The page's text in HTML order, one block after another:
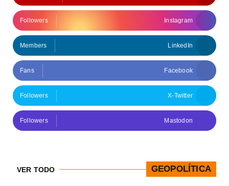
Instagram
Followers
LinkedIn
Members
Facebook
Fans
X-Twitter
Followers
Mastodon
Followers
GEOPOLÍTICA
VER TODO